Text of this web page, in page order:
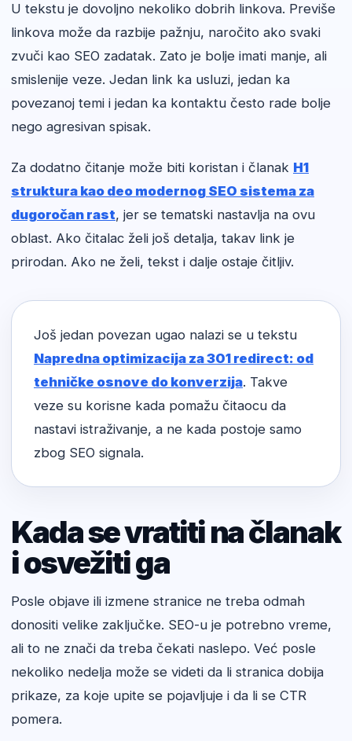
U tekstu je dovoljno nekoliko dobrih linkova. Previše
linkova može da razbije pažnju, naročito ako svaki
zvuči kao SEO zadatak. Zato je bolje imati manje, ali
smislenije veze. Jedan link ka usluzi, jedan ka
povezanoj temi i jedan ka kontaktu često rade bolje
nego agresivan spisak.
Za dodatno čitanje može biti koristan i članak H1
struktura kao deo modernog SEO sistema za
dugoročan rast, jer se tematski nastavlja na ovu
oblast. Ako čitalac želi još detalja, takav link je
prirodan. Ako ne želi, tekst i dalje ostaje čitljiv.
Još jedan povezan ugao nalazi se u tekstu
Napredna optimizacija za 301 redirect: od
tehničke osnove do konverzija. Takve
veze su korisne kada pomažu čitaocu da
nastavi istraživanje, a ne kada postoje samo
zbog SEO signala.
Kada se vratiti na članak
i osvežiti ga
Posle objave ili izmene stranice ne treba odmah
donositi velike zaključke. SEO-u je potrebno vreme,
ali to ne znači da treba čekati naslepo. Već posle
nekoliko nedelja može se videti da li stranica dobija
prikaze, za koje upite se pojavljuje i da li se CTR
pomera.